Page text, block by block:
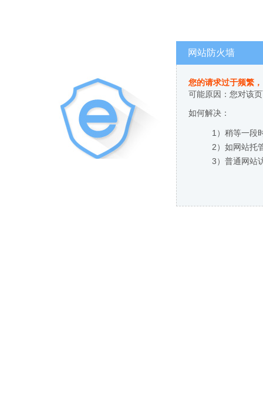
网站防火墙
您的请求过于频繁
可能原因：您对该
如何解决：
1）稍等一段
2）如网站托
3）普通网站